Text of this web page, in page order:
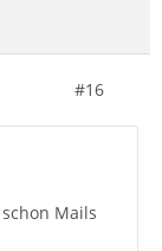
#16
Mails